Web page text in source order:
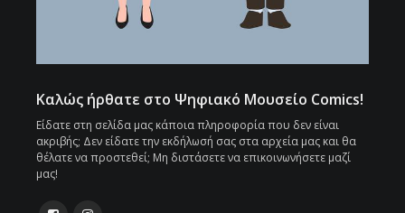
Καλώς ήρθατε στο Ψηφιακό Μουσείο Comics!
Είδατε στη σελίδα μας κάποια πληροφορία που δεν είναι
ακριβής; Δεν είδατε την εκδήλωσή σας στα αρχεία μας και θα
θέλατε να προστεθεί; Μη διστάσετε να επικοινωνήσετε μαζί
μας!